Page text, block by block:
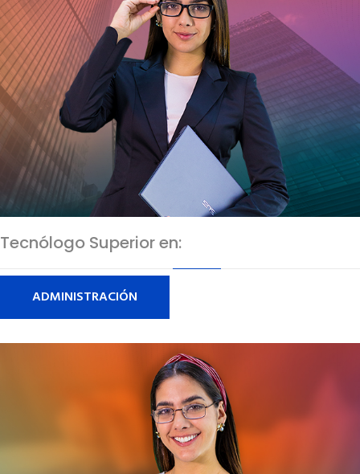
Tecnólogo Superior en:
ADMINISTRACIÓN